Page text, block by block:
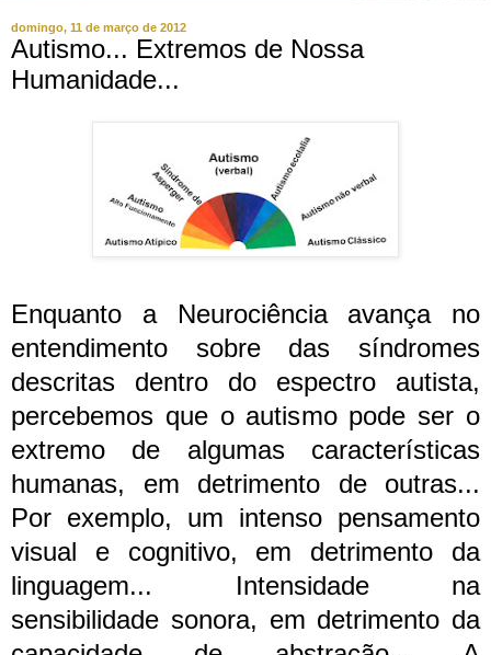
domingo, 11 de março de 2012
Autismo... Extremos de Nossa
Humanidade...
Enquanto a Neurociência avança no
entendimento sobre das síndromes
descritas dentro do espectro autista,
percebemos que o autismo pode ser o
extremo de algumas características
humanas, em detrimento de outras...
Por exemplo, um intenso pensamento
visual e cognitivo, em detrimento da
linguagem... Intensidade na
sensibilidade sonora, em detrimento da